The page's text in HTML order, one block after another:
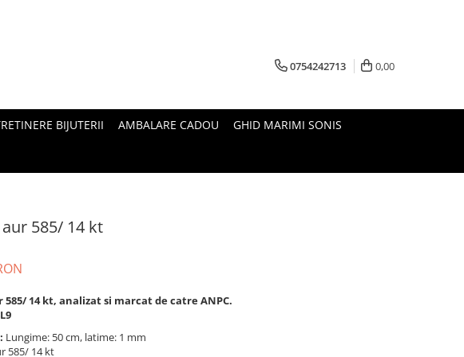
0754242713 0,00
BIJUTERII AMBALARE CADOU GHID MARIMI SONIS
585/ 14 kt
14 kt, analizat si marcat de catre ANPC.
Lungime: 50 cm, latime: 1 mm
585/ 14 kt